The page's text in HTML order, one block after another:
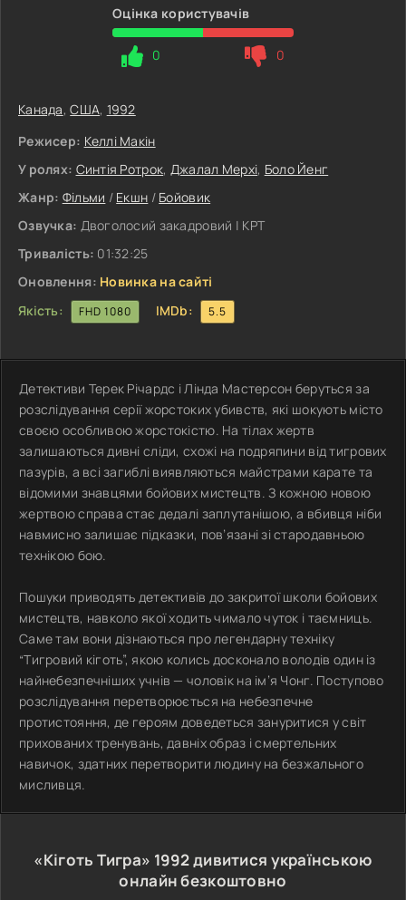
Оцінка користувачів
0 0
Канада,США, 1992
Режисер: Келлі Макін
У ролях: Синтія Ротрок, Джалал Мерхі, Боло Йенг
Жанр: Фільми / Екшн / Бойовик
Озвучка: Двоголосий закадровий | КРТ
Тривалість: 01:32:25
Оновлення: Новинка на сайті
Якість:
FHD 1080 IMDb: 5.5
Детективи Терек Річардс і Лінда Мастерсон беруться за
розслідування серії жорстоких убивств, які шокують місто
своєю особливою жорстокістю. На тілах жертв
залишаються дивні сліди, схожі на подряпини від тигрових
пазурів, а всі загиблі виявляються майстрами карате та
відомими знавцями бойових мистецтв. З кожною новою
жертвою справа стає дедалі заплутанішою, а вбивця ніби
навмисно залишає підказки, пов’язані зі стародавньою
технікою бою.
Пошуки приводять детективів до закритої школи бойових
мистецтв, навколо якої ходить чимало чуток і таємниць.
Саме там вони дізнаються про легендарну техніку
“Тигровий кіготь”, якою колись досконало володів один із
найнебезпечніших учнів — чоловік на ім’я Чонг. Поступово
розслідування перетворюється на небезпечне
протистояння, де героям доведеться зануритися у світ
прихованих тренувань, давніх образ і смертельних
навичок, здатних перетворити людину на безжального
мисливця.
«Кіготь Тигра» 1992дивитися українською
онлайн безкоштовно